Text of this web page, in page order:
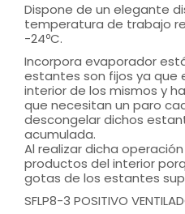
Dispone de un elegante
temperatura de trabajo
-24ºC.
Incorpora evaporador
estantes son fijos ya que
interior de los mismos y
que necesitan un paro
descongelar dichos
acumulada.
Al realizar dicha
productos del interior
gotas de los estantes
SFLP8-3 POSITIVO